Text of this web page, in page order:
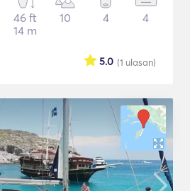
46 ft
14 m
10 4 4
(1 ulasan)
5.0